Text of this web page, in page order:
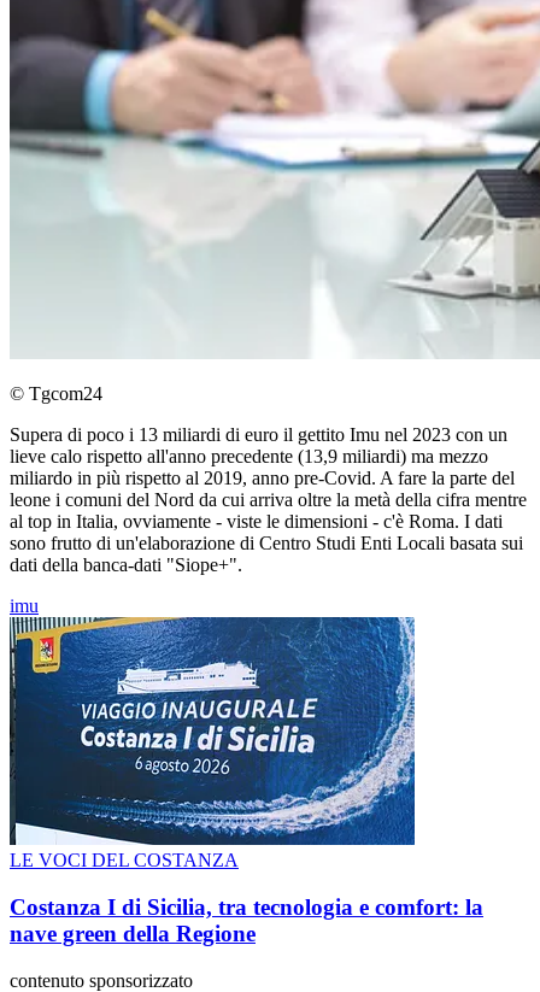
© Tgcom24
Supera di poco i 13 miliardi di euro il gettito Imu nel 2023 con un
lieve calo rispetto all'anno precedente (13,9 miliardi) ma mezzo
miliardo in più rispetto al 2019, anno pre-Covid. A fare la parte del
leone i comuni del Nord da cui arriva oltre la metà della cifra mentre
al top in Italia, ovviamente - viste le dimensioni - c'è Roma. I dati
sono frutto di un'elaborazione di Centro Studi Enti Locali basata sui
dati della banca-dati "Siope+".
imu
LE VOCI DEL COSTANZA
Costanza I di Sicilia, tra tecnologia e comfort: la
nave green della Regione
contenuto sponsorizzato